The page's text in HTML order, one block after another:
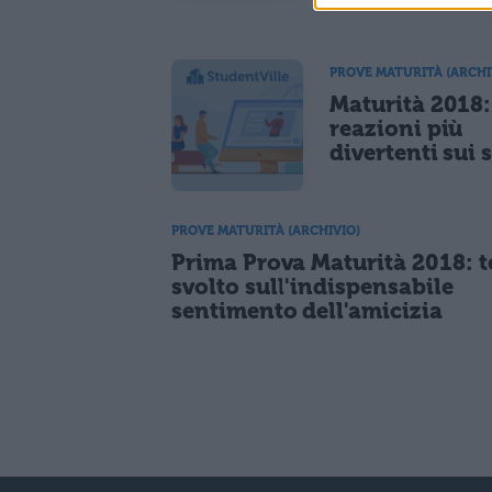
PROVE MATURITÀ
Maturità
reazioni più
divertenti sui
PROVE MATURITÀ (ARCHIVIO)
Prima Prova Maturità 2018:
svolto sull'indispensabile
sentimento dell'amicizia